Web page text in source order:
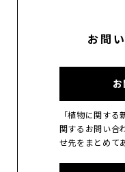
お問
「植物に関す
関するお問い合
せ先をまとめて